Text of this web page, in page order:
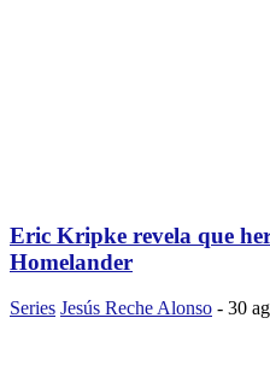
Eric Kripke revela que
Homelander
Series Jesús Reche Alonso - 30